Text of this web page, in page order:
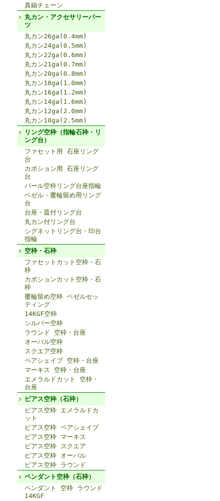
真鍮チェーン
丸カン・アクセサリーパー
ツ
丸カン26ga(0.4mm)
丸カン24ga(0.5mm)
丸カン22ga(0.6mm)
丸カン21ga(0.7mm)
丸カン20ga(0.8mm)
丸カン18ga(1.0mm)
丸カン16ga(1.2mm)
丸カン14ga(1.6mm)
丸カン12ga(2.0mm)
丸カン10ga(2.5mm)
リング空枠（指輪石枠・リ
ング台）
ファセット用 石座リング
台
カボション用 石座リング
台
パール空枠リング台座指輪
ベゼル・覆輪留め用リング
台
台座・皿付リング台
丸カン付リング台
シグネットリング台・印台
指輪
空枠・石枠
ファセットカット空枠・石
枠
カボションカット空枠・石
枠
覆輪留め空枠 ベゼルセッ
ティング
14KGF空枠
シルバー空枠
ラウンド 空枠・台座
オーバル空枠
スクエア空枠
ペアシェイプ 空枠・台座
マーキス 空枠・台座
エメラルドカット 空枠・
台座
ピアス空枠（石枠）
ピアス空枠 エメラルドカ
ット
ピアス空枠 ペアシェイプ
ピアス空枠 マーキス
ピアス空枠 スクエア
ピアス空枠 オーバル
ピアス空枠 ラウンド
ペンダント空枠（石枠）
ペンダント 空枠 ラウンド
14KGF